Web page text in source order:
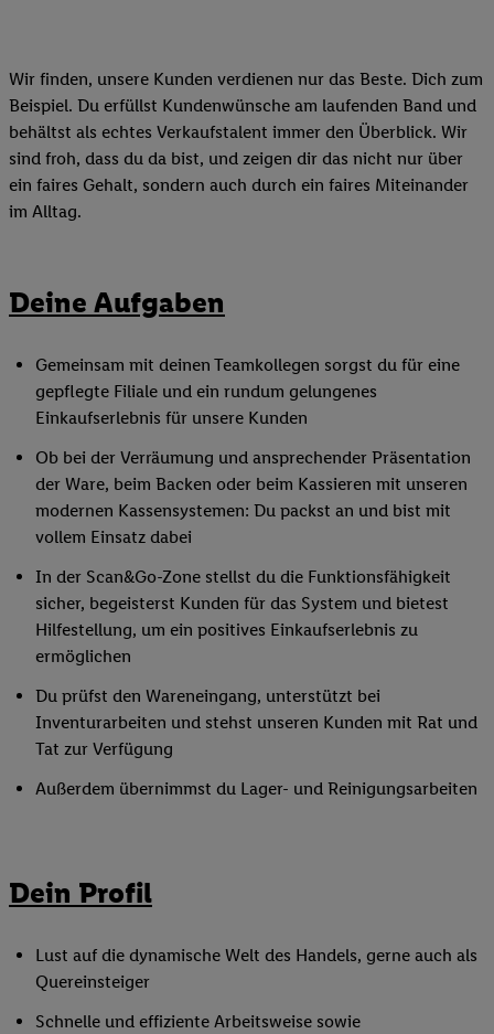
Wir finden, unsere Kunden verdienen nur das Beste. Dich zum
Beispiel. Du erfüllst Kundenwünsche am laufenden Band und
behältst als echtes Verkaufstalent immer den Überblick. Wir
sind froh, dass du da bist, und zeigen dir das nicht nur über
ein faires Gehalt, sondern auch durch ein faires Miteinander
im Alltag.
Deine Aufgaben
Gemeinsam mit deinen Teamkollegen sorgst du für eine
gepflegte Filiale und ein rundum gelungenes
Einkaufserlebnis für unsere Kunden
Ob bei der Verräumung und ansprechender Präsentation
der Ware, beim Backen oder beim Kassieren mit unseren
modernen Kassensystemen: Du packst an und bist mit
vollem Einsatz dabei
In der Scan&Go-Zone stellst du die Funktionsfähigkeit
sicher, begeisterst Kunden für das System und bietest
Hilfestellung, um ein positives Einkaufserlebnis zu
ermöglichen
Du prüfst den Wareneingang, unterstützt bei
Inventurarbeiten und stehst unseren Kunden mit Rat und
Tat zur Verfügung
Außerdem übernimmst du Lager- und Reinigungsarbeiten
Dein Profil
Lust auf die dynamische Welt des Handels, gerne auch als
Quereinsteiger
Schnelle und effiziente Arbeitsweise sowie